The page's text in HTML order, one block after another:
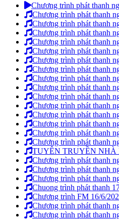
Chương trình phát thanh
Chương trình phát thanh
Chương trình phát thanh
Chương trình phát thanh
Chương trình phát thanh
Chương trình phát thanh
Chương trình phát thanh
Chương trình phát thanh
Chương trình phát thanh
Chương trình phát thanh
Chương trình phát thanh
Chương trình phát thanh
Chương trình phát thanh
Chương trình phát thanh
Chương trình phát thanh
Chương trình phát thanh
TUYÊN TRUYỀN NHÀ
Chương trình phát thanh
Chương trình phát thanh
Chương trình phát thanh
Chuong trình phát thanh
Chương trình FM 16/6/
Chương trình phát thanh
Chương trình phát thanh